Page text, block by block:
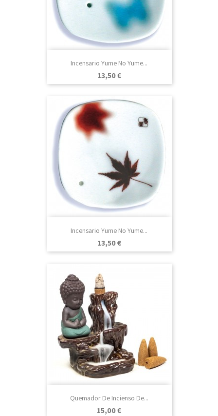
Incensario Yume No Yume...
Precio
13,50 €
Incensario Yume No Yume...
Precio
13,50 €
Quemador De Incienso De...
Precio
15,00 €